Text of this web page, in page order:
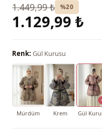
1.449,99 ₺ %20
1.129,99 ₺
Renk: Gül Kurusu
Mürdüm Krem Gül